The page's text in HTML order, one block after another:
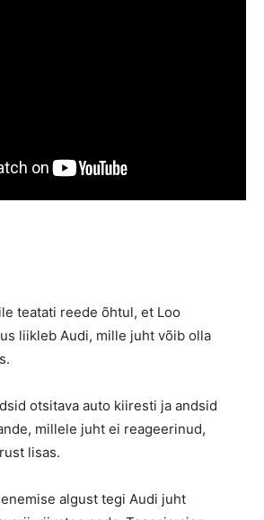
teatati reede õhtul, et Loo
liikleb Audi, mille juht võib olla
otsitava auto kiiresti ja andsid
millele juht ei reageerinud,
lisas.
algust tegi Audi juht